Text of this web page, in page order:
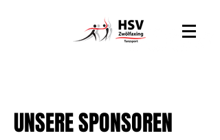
UNSERE SPONSOREN